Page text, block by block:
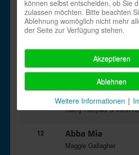
9 Kill The Spiders
Gaye Teather
Pumpin' For Love
Neville Fitzgerald
Slow Burn
Kathy Hunyadi & John
12 Abba Mia
Maggie Gallagher
können selbst entscheiden, ob Sie
zulassen möchten. Bitte beachten
Ablehnung womöglich nicht mehr
der Seite zur Verfügung stehen.
Akzeptieren
Ablehnen
Weitere Informationen |